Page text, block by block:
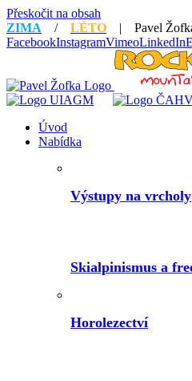
Přeskočit na obsah
ZIMA / LÉTO | Pavel
FacebookInstagramVimeoLinkedIn
Úvod
Nabídka
Výstupy na vrcholy
Skialpinismus a
Horolezectví